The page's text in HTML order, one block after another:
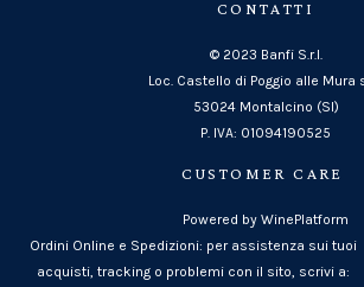
CONTATTI
© 2023 Banfi S.r.l.
Loc. Castello di Poggio alle Mura
53024 Montalcino (SI)
P. IVA: 01094190525
CUSTOMER CARE
Powered by WinePlatform
Ordini Online e Spedizioni: per assistenza sui tuoi
acquisti, tracking o problemi con il sito, scrivi a: